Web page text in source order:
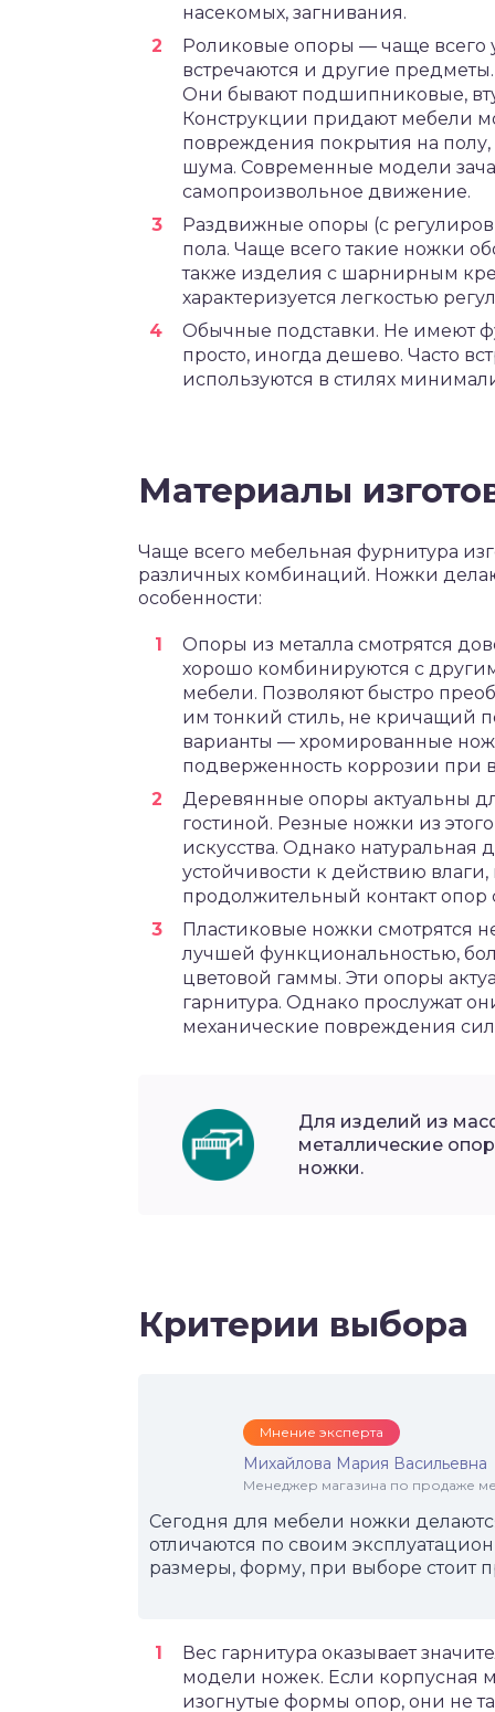
насекомых, загнивания.
Роликовые опоры — чаще всего
встречаются и другие
Они бывают подшипниковые,
Конструкции придают мебели
повреждения покрытия на полу,
шума. Современные модели
самопроизвольное движение.
Раздвижные опоры (с
пола. Чаще всего такие ножки
также изделия с шарнирным
характеризуется легкостью
Обычные подставки. Не имеют
просто, иногда дешево. Часто
используются в стилях
Материалы
Чаще всего мебельная фурнитура
различных комбинаций. Ножки
особенности:
Опоры из металла смотрятся
хорошо комбинируются с
мебели. Позволяют быстро
им тонкий стиль, не кричащий
варианты — хромированные
подверженность коррозии при
Деревянные опоры актуальны
гостиной. Резные ножки из
искусства. Однако натуральная
устойчивости к действию
продолжительный контакт опор
Пластиковые ножки смотрятся
лучшей функциональностью,
цветовой гаммы. Эти опоры
гарнитура. Однако прослужат
механические повреждения
Для изделий из
металлические
ножки.
Критерии выбора
Мнение эксперта
Михайлова Мария Васильевна
Менеджер магазина по продаже
Сегодня для мебели ножки
отличаются по своим
размеры, форму, при выборе стоит
Вес гарнитура оказывает
модели ножек. Если корпусная
изогнутые формы опор, они не